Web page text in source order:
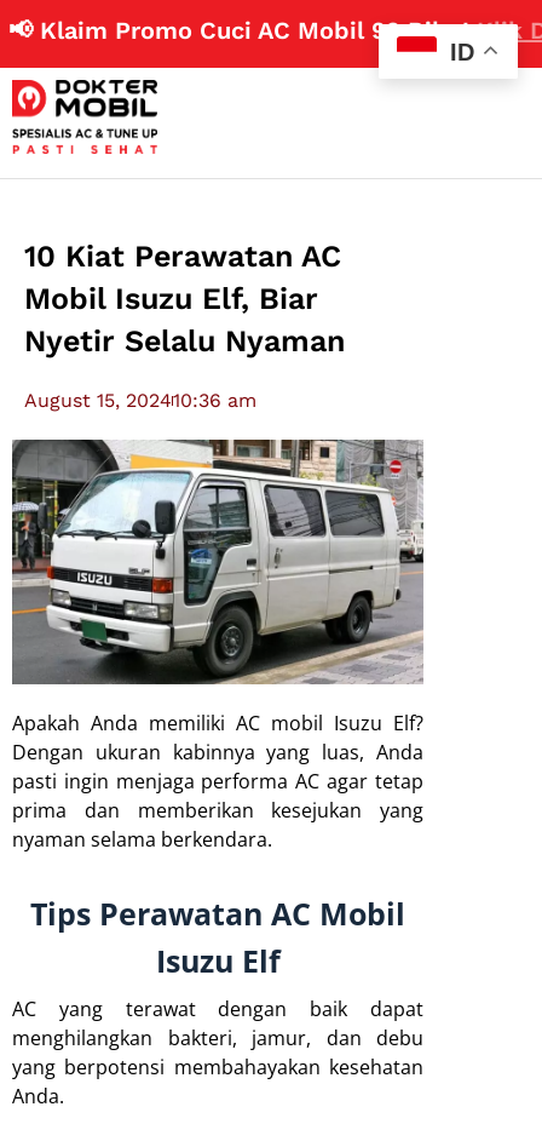
Promo Cuci AC Mobil 99 Ribu!Klik Disini
10 Kiat Perawatan AC
Mobil Isuzu Elf, Biar
Nyetir Selalu Nyaman
August 15, 202410:36 am
Apakah Anda memiliki AC mobil Isuzu Elf?
Dengan ukuran kabinnya yang luas, Anda
pasti ingin menjaga performa AC agar tetap
prima dan memberikan kesejukan yang
nyaman selama berkendara.
Tips Perawatan AC Mobil
Isuzu Elf
AC yang terawat dengan baik dapat
menghilangkan bakteri, jamur, dan debu
yang berpotensi membahayakan kesehatan
Anda.
ID